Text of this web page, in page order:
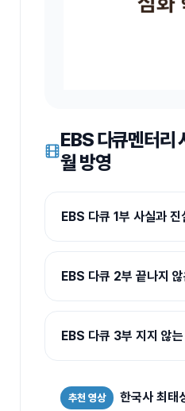
EBS 다큐멘터
월 방영
EBS 다큐 1부 사실과 진
EBS 다큐 2부 끝나지
EBS 다큐 3부 지지 않
추천 영상
한국사 최태